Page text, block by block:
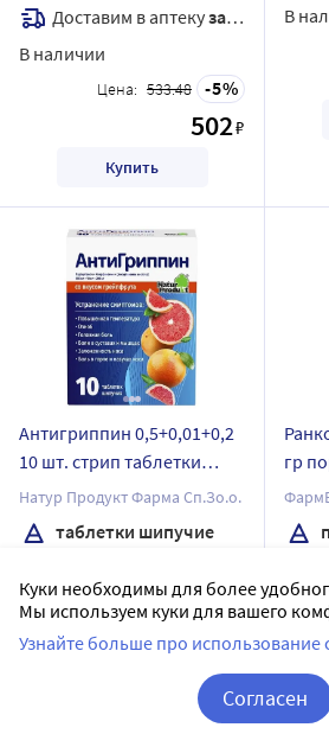
Доставим в аптекузавтра
В наличии
Цена: 533.48 5
502₽
Купить
В
Антигриппин 0,5+0,01+0,2
10 шт. стрип таблетки
шипучие вкус грейпфрут
Натур Продукт Фарма Сп.Зо.о.
таблетки шипучие
10 шт в уп.
Доставим в аптекузавтра
7
гр
и
Куки необходимы для более
Мы используем куки для вашего
Узнайте больше про использование
Согласен